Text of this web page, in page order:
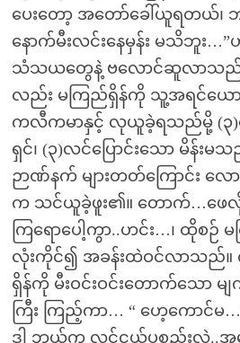
ပေးတော့ အတော်ခေါ်ယူရတယ်၊
နောက်မီးလင်းနေမှန်း မသိဘူး
သံသယတွေနဲ့ ဗလောင်ဆူလာသ
လည်း မကြည်ရှိန်ကို သူ့အရင်ယေ
ကလီကမာနှင့် လုယူခဲ့ရသည်မို့ (၃)ကျ
ရှင်၊ (၃)လင်ပြောင်းသော မိန်း
ဉာဏ်နက် များတတ်ကြောင်း လ
က သင်ယူခဲ့ဖူး၏။ တောက်…ဖေ
ကြရောပေါ့ကွာ..ဟင်း…၊ ထိုစဉ်
လုံးကိုင်၍ အခန်းထဲဝင်လာသည်။
ရှိန်ကို မီးဝင်းဝင်းတောက်သော မျ
ကြီး ကြည့်ကာ… “ ဟေ့ကောင်မ
ဒါ ဘယ်က လင်ငယ့်ပစ္စည်းလဲ..အမှ